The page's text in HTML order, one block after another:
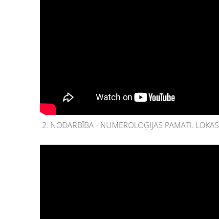
2. NODARBĪBA - NUMEROLOĢIJAS PAMATI.